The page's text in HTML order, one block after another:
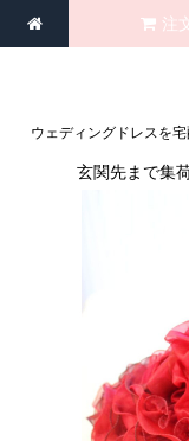
ウェディングドレスを
注
玄関先まで集